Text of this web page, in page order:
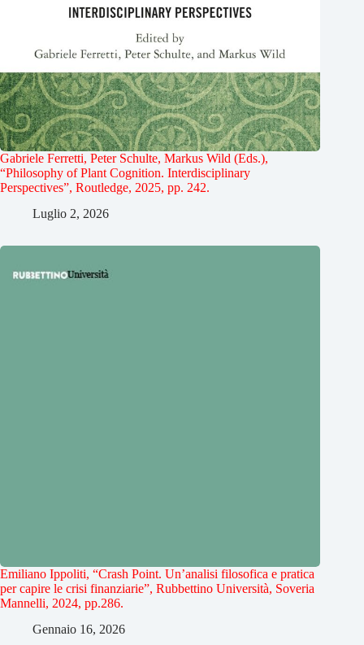
Gabriele Ferretti, Peter Schulte, Markus Wild (Eds.),
“Philosophy of Plant Cognition. Interdisciplinary
Perspectives”, Routledge, 2025, pp. 242.
Luglio 2, 2026
Emiliano Ippoliti, “Crash Point. Un’analisi filosofica e pratica
per capire le crisi finanziarie”, Rubbettino Università, Soveria
Mannelli, 2024, pp.286.
Gennaio 16, 2026